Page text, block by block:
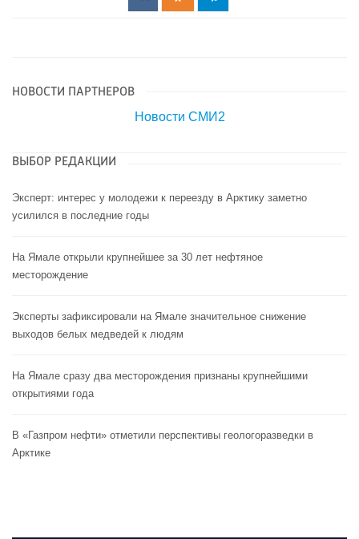
НОВОСТИ ПАРТНЕРОВ
Новости СМИ2
ВЫБОР РЕДАКЦИИ
Эксперт: интерес у молодежи к переезду в Арктику заметно
усилился в последние годы
На Ямале открыли крупнейшее за 30 лет нефтяное
месторождение
Эксперты зафиксировали на Ямале значительное снижение
выходов белых медведей к людям
На Ямале сразу два месторождения признаны крупнейшими
открытиями года
В «Газпром нефти» отметили перспективы геологоразведки в
Арктике